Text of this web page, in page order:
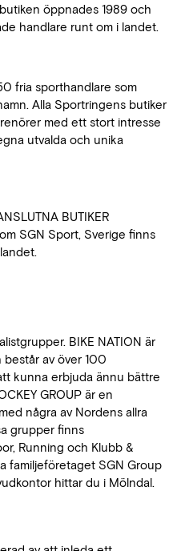
öppnades 1989 och
handlare runt om i landet.
fria sporthandlare som
Alla Sportringens butiker
med ett stort intresse
utvalda och unika
BUTIKER
SGN Sport, Sverige finns
BIKE NATION är
består av över 100
kunna erbjuda ännu bättre
GROUP är en
några av Nordens allra
grupper finns
Running och Klubb &
familjeföretaget SGN Group
hittar du i Mölndal.